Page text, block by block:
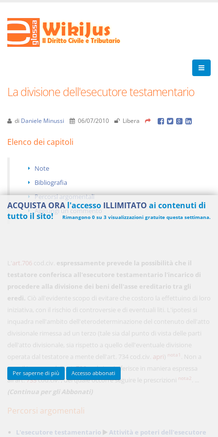
La divisione dell'esecutore testamentario
di Daniele Minussi 06/07/2010 Libera
Elenco dei capitoli
Note
Bibliografia
Percorsi argomentali
Aggiungi un commento
L'art.706 cod.civ. espressamente prevede la possibilità che il
testatore conferisca all'esecutore testamentario l'incarico di
procedere alla divisione dei beni dell'asse ereditario tra gli
eredi. Ciò all'evidente scopo di evitare che costoro la effettuino di loro
iniziativa, con il rischio di controversie e di eventuali liti. L'ipotesi si
inquadra nell'ambito dell'eterodeterminazione del contenuto dell'atto
divisionale rimessa ad un terzo (tale sia dal punto di vista delle parti
dell'atto divisionale, sia rispetto a quello dell'eventuale divisione
operata dal testatore a mente dell'art. 734 cod.civ. apri) nota1
. Non a
caso il I comma dell'art.706cod.civ. si riferisce in maniera espressa
all'art.733cod.civ. , del quale occorre seguire le prescrizioni nota2
(Continua per gli Abbonati)
Percorsi argomentali
L'esecutore testamentario Attività e poteri dell'esecutore
ACQUISTA ORA l'accesso ILLIMITATO ai contenuti di
tutto il sito!
Rimangono 0 su 3 visualizzazioni gratuite questa settimana.
anziché 570.00€, risparmi il 21%!
Acquista ora
48,00 € MENSILI
Acquista ora
Per saperne di più Accesso abbonati